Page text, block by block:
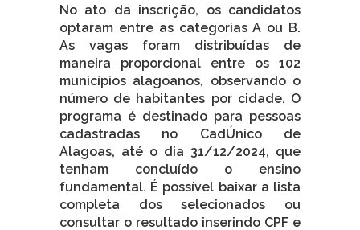
No ato da inscrição, os candidatos
optaram entre as categorias A ou B.
As vagas foram distribuídas de
maneira proporcional entre os 102
municípios alagoanos, observando o
número de habitantes por cidade. O
programa é destinado para pessoas
cadastradas no CadÚnico de
Alagoas, até o dia 31/12/2024, que
tenham concluído o ensino
fundamental. É possível baixar a lista
completa dos selecionados ou
consultar o resultado inserindo CPF e